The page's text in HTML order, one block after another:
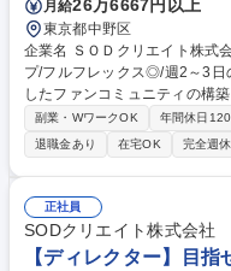
月給26万6667円以上
東京都中野区
企業名 ＳＯＤクリエイト株式会社 求人名 【SNSマーケター】
プ/フルフレックス◎/週2～3日の在宅勤務OK！
したファンコミュニティの構
収益化までのプロセスを一気
ます。以下業務詳細となります。 ■ファンマーケティングの戦略
NSを活用した「ファン創り」
務： SNS（X, Instagram,
アクション対応 ■収益化設計
コンテンツ購入）までの動線設計・最適化 募集職種
ODグループ/フルフレックス
副業・WワークOK 年間休日
退職金あり
在宅OK 完全週
正社員
SODクリエイト株式会社
【ディレクター】目